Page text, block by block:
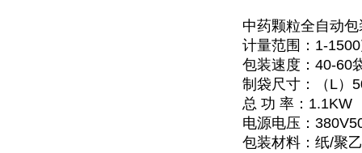
中药颗粒全自动
计量范围：1-
包装速度：40-60
制袋尺寸：（L）
总 功 率：1.1KW
电源电压：
包装材料：纸/聚